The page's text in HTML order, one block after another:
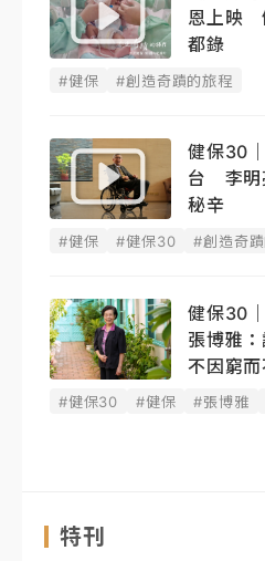
恩上映
都錄
#健保 #創造奇蹟的旅程
健保30
台 李明
秘辛
#健保 #健保30 #創造奇
健保30
張博雅
不因窮
#健保30 #健保 #張博雅
特刊